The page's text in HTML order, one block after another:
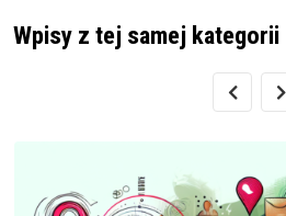
Wpisy z tej samej kategorii